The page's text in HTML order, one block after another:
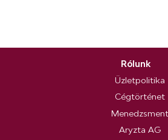
Rólunk
Üzletpolitika
Cégtörténet
Menedzsment
Aryzta AG